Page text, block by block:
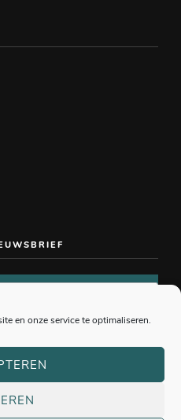
en onze service te optimaliseren.
Pants. All Rights Reserved.